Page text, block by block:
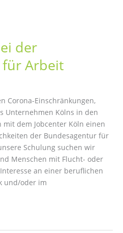
der
Arbeit
Corona-Einschränkungen,
Unternehmen Kölns in den
mit dem Jobcenter Köln einen
der Bundesagentur für
Schulung suchen wir
Menschen mit Flucht- oder
an einer beruflichen
und/oder im